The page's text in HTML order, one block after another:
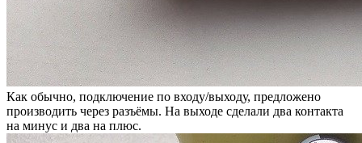
Как обычно, подключение по входу/выходу, предложено
производить через разъёмы. На выходе сделали два контакта
на минус и два на плюс.